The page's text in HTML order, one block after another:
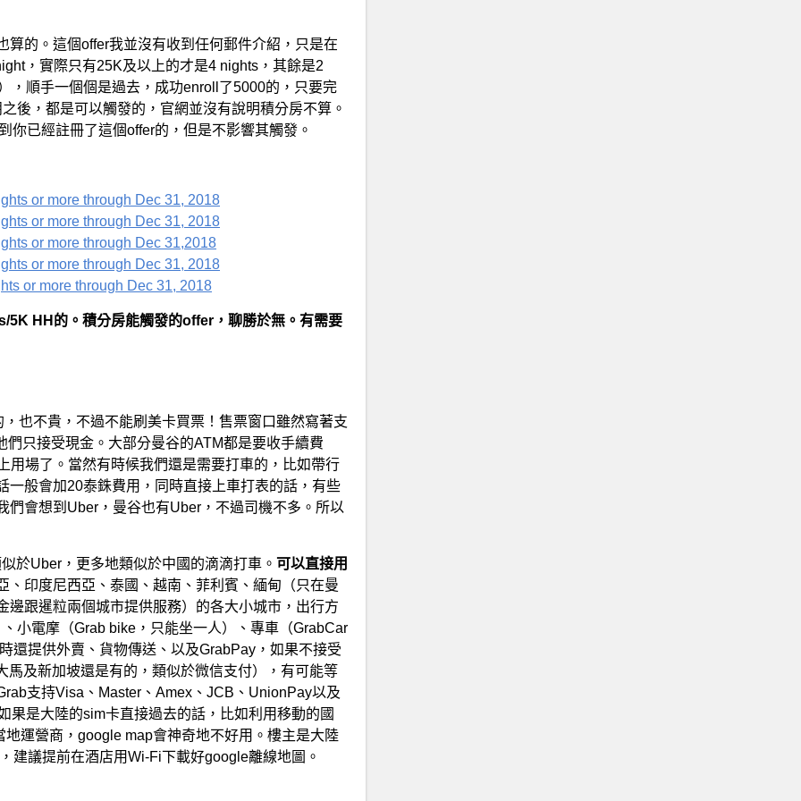
的。這個offer我並沒有收到任何郵件介紹，只是在
，實際只有25K及以上的才是4 nights，其餘是2
，順手一個個是過去，成功enroll了5000的，只要完
後，都是可以觸發的，官網並沒有說明積分房不算。
已經註冊了這個offer的，但是不影響其觸發。
or more through Dec 31, 2018
or more through Dec 31, 2018
or more through Dec 31,2018
or more through Dec 31, 2018
or more through Dec 31, 2018
HH的。積分房能觸發的offer，聊勝於無。有需要
也不貴，不過不能刷美卡買票！售票窗口雖然寫著支
只接受現金。大部分曼谷的ATM都是要收手續費
用場了。當然有時候我們還是需要打車的，比如帶行
般會加20泰銖費用，同時直接上車打表的話，有些
會想到Uber，曼谷也有Uber，不過司機不多。所以
於Uber，更多地類似於中國的滴滴打車。 可以直接用
、印度尼西亞、泰國、越南、菲利賓、緬甸（只在曼
跟暹粒兩個城市提供服務）的各大小城市，出行方
小電摩（Grab bike，只能坐一人）、專車（GrabCar
還提供外賣、貨物傳送、以及GrabPay，如果不接受
及新加坡還是有的，類似於微信支付），有可能等
支持Visa、Master、Amex、JCB、UnionPay以及
果是大陸的sim卡直接過去的話，比如利用移動的國
運營商，google map會神奇地不好用。樓主是大陸
建議提前在酒店用Wi-Fi下載好google離線地圖。